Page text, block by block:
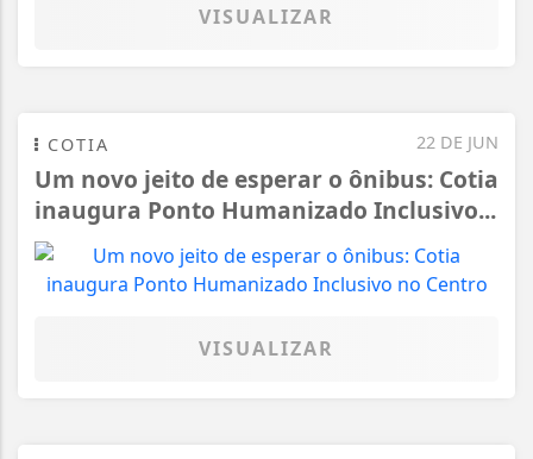
VISUALIZAR
22 DE JUN
COTIA
Um novo jeito de esperar o ônibus: Cotia
inaugura Ponto Humanizado Inclusivo...
VISUALIZAR